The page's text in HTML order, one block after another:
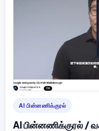
AI பின்னணிக்குரல்
AI பின்னணிக்குரல் /